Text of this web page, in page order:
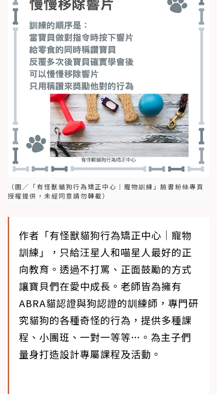
（圖／「有怪獸貓狗行為矯正中心｜寵物訓練」臉書粉絲專頁
授權提供，未經同意請勿轉載）
作者「有怪獸貓狗行為矯正中心｜寵物
訓練」，只給汪星人和喵星人最好的正
向教育。透過不打罵、正面鼓勵的方式
讓寶貝們在愛中成長。老師皆為擁有
ABRA貓認證與狗認證的訓練師，專門研
究貓狗的各種奇怪的行為，提供多種課
程、小團班、一對一等等…。為主子們
量身打造設計專屬課程及活動。